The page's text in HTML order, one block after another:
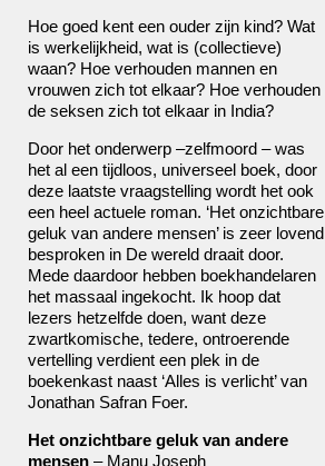
Hoe goed kent een ouder zijn kind? Wat
is werkelijkheid, wat is (collectieve)
waan? Hoe verhouden mannen en
vrouwen zich tot elkaar? Hoe verhouden
de seksen zich tot elkaar in India?
Door het onderwerp –zelfmoord – was
het al een tijdloos, universeel boek, door
deze laatste vraagstelling wordt het ook
een heel actuele roman. ‘Het onzichtbare
geluk van andere mensen’ is zeer lovend
besproken in De wereld draait door.
Mede daardoor hebben boekhandelaren
het massaal ingekocht. Ik hoop dat
lezers hetzelfde doen, want deze
zwartkomische, tedere, ontroerende
vertelling verdient een plek in de
boekenkast naast ‘Alles is verlicht’ van
Jonathan Safran Foer.
Het onzichtbare geluk van andere
mensen – Manu Joseph